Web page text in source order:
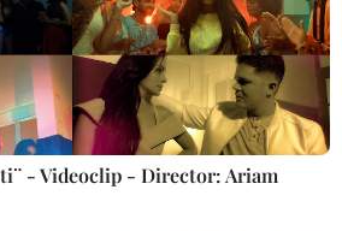
ti¨ - Videoclip - Director: Ariam